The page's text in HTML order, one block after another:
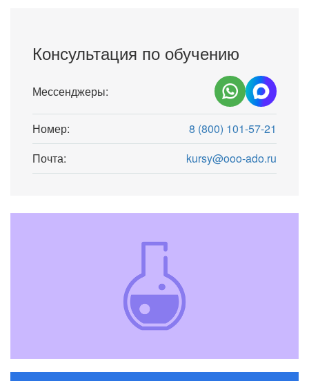
Консультация по обучению
Мессенджеры:
Номер:
8 (800) 101-57-21
Почта:
kursy@ooo-ado.ru